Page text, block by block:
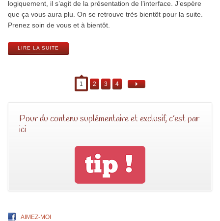
logiquement, il s’agit de la présentation de l’interface. J’espère
que ça vous aura plu. On se retrouve très bientôt pour la suite.
Prenez soin de vous et à bientôt.
LIRE LA SUITE
1 2 3 4
Pour du contenu suplémentaire et exclusif, c’est par
ici
AIMEZ-MOI